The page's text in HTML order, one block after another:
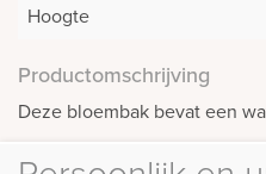
Hoogte
Productomschrijving
Deze bloembak bevat een